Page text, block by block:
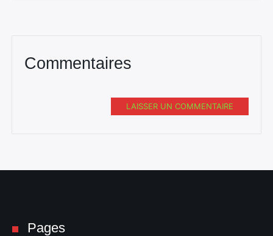
Commentaires
LAISSER UN COMMENTAIRE
Pages